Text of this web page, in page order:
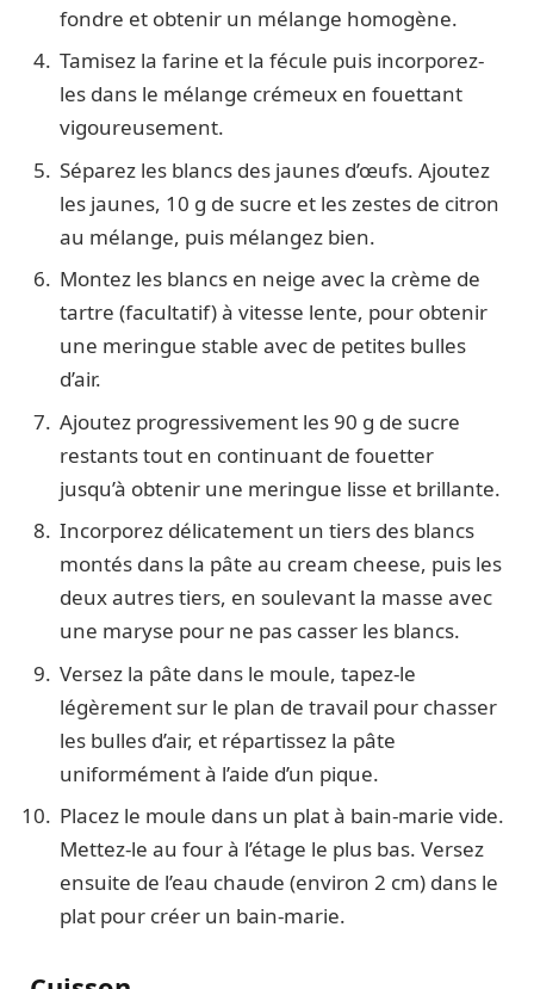
fondre et obtenir un mélange homogène.
Tamisez la farine et la fécule puis incorporez-
les dans le mélange crémeux en fouettant
vigoureusement.
Séparez les blancs des jaunes d’œufs. Ajoutez
les jaunes, 10 g de sucre et les zestes de citron
au mélange, puis mélangez bien.
Montez les blancs en neige avec la crème de
tartre (facultatif) à vitesse lente, pour obtenir
une meringue stable avec de petites bulles
d’air.
Ajoutez progressivement les 90 g de sucre
restants tout en continuant de fouetter
jusqu’à obtenir une meringue lisse et brillante.
Incorporez délicatement un tiers des blancs
montés dans la pâte au cream cheese, puis les
deux autres tiers, en soulevant la masse avec
une maryse pour ne pas casser les blancs.
Versez la pâte dans le moule, tapez-le
légèrement sur le plan de travail pour chasser
les bulles d’air, et répartissez la pâte
uniformément à l’aide d’un pique.
Placez le moule dans un plat à bain-marie vide.
Mettez-le au four à l’étage le plus bas. Versez
ensuite de l’eau chaude (environ 2 cm) dans le
plat pour créer un bain-marie.